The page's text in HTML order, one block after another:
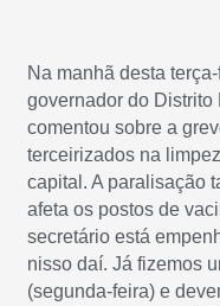
Na manhã desta
governador do Distrito
comentou sobre a
terceirizados na
capital. A paralisação
afeta os postos de
secretário está
nisso daí. Já fizemos
(segunda-feira) e